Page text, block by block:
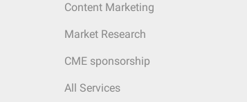
Content Marketing
Market Research
CME sponsorship
All Services